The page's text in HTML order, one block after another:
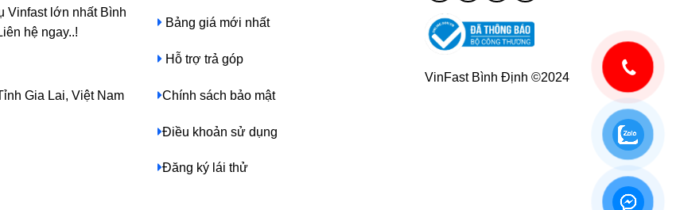
Vinfast lớn nhất Bình
hệ ngay..!
Gia Lai, Việt Nam
Bảng giá mới nhất
Hỗ trợ trả góp
Chính sách bảo mật
Điều khoản sử dụng
Đăng ký lái thử
VinFast Bình Định ©2024